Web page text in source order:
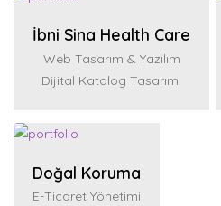
İbni Sina Health Care
Web Tasarım & Yazılım
Dijital Katalog Tasarımı
Doğal Koruma
E-Ticaret Yönetimi